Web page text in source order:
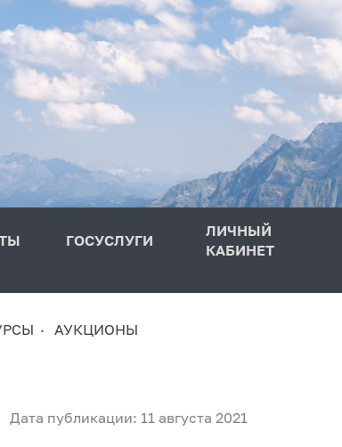
ГОСУСЛУГИ
ЛИЧНЫЙ
КАБИНЕТ
АУКЦИОНЫ
Дата публикации: 11 августа 2021